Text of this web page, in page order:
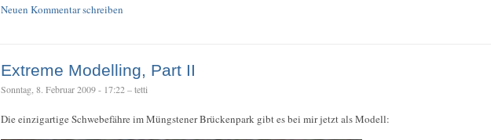
Neuen Kommentar schreiben
Extreme Modelling, Part II
Sonntag, 8. Februar 2009 - 17:22 – tetti
Die einzigartige Schwebefähre im Müngstener Brückenpark gibt es bei mir jetzt als Modell: